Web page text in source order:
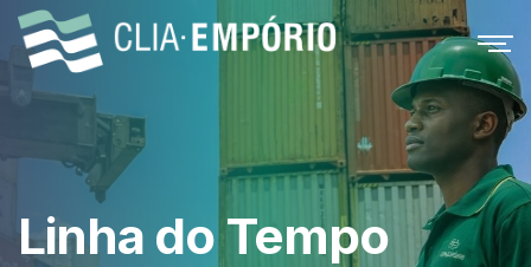
Linha do Tempo